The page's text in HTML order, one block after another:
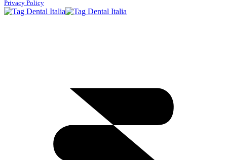
Non pubblichiamo annunci pubblicitari, non usiamo dati
, i quali sono impostati in modo da non inviare
cookie (e quindi non raccogliere dati) fino a quando l'utente
non avvia il video. Potete osservare, infatti, che al posto del
video c'è solo un segnaposto (
). Il sito usa anche
per semplificare la condivisione degli articoli
sui social network. Tali plugin sono configurati in modo che
inviino cookie (e quindi eventualmente raccolgano dati) solo
dopo che l'utente ha cliccato sul plugin.
Privacy Policy